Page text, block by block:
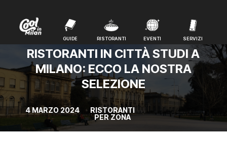
GUIDE RISTORANTI EVENTI SERVIZI
GUIDE RISTORANTI EVENTI SERVIZI
RISTORANTI IN CITTÀ STUDI A
MILANO: ECCO LA NOSTRA
SELEZIONE
4 MARZO 2024
RISTORANTI
PER ZONA